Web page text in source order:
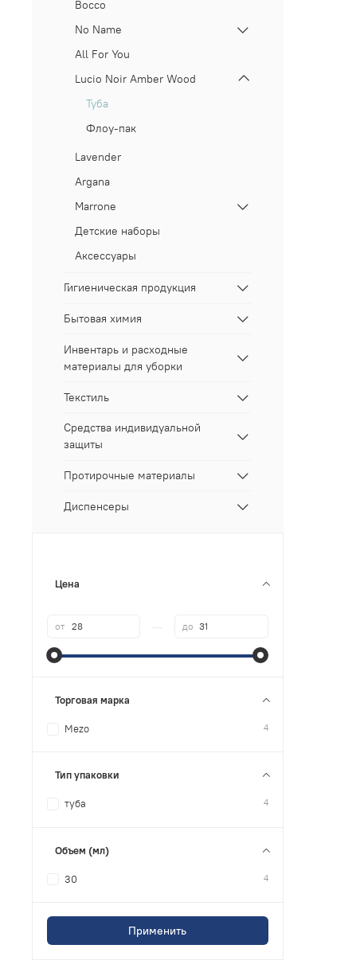
Bocco
No Name
All For You
Lucio Noir Amber Wood
Туба
Флоу-пак
Lavender
Argana
Marrone
Детские наборы
Аксессуары
Гигиеническая продукция
Бытовая химия
Инвентарь и расходные
материалы для уборки
Текстиль
Средства индивидуальной
защиты
Протирочные материалы
Диспенсеры
Цена
от до
Торговая марка
Mezo 4
Тип упаковки
туба 4
Объем (мл)
30 4
Применить